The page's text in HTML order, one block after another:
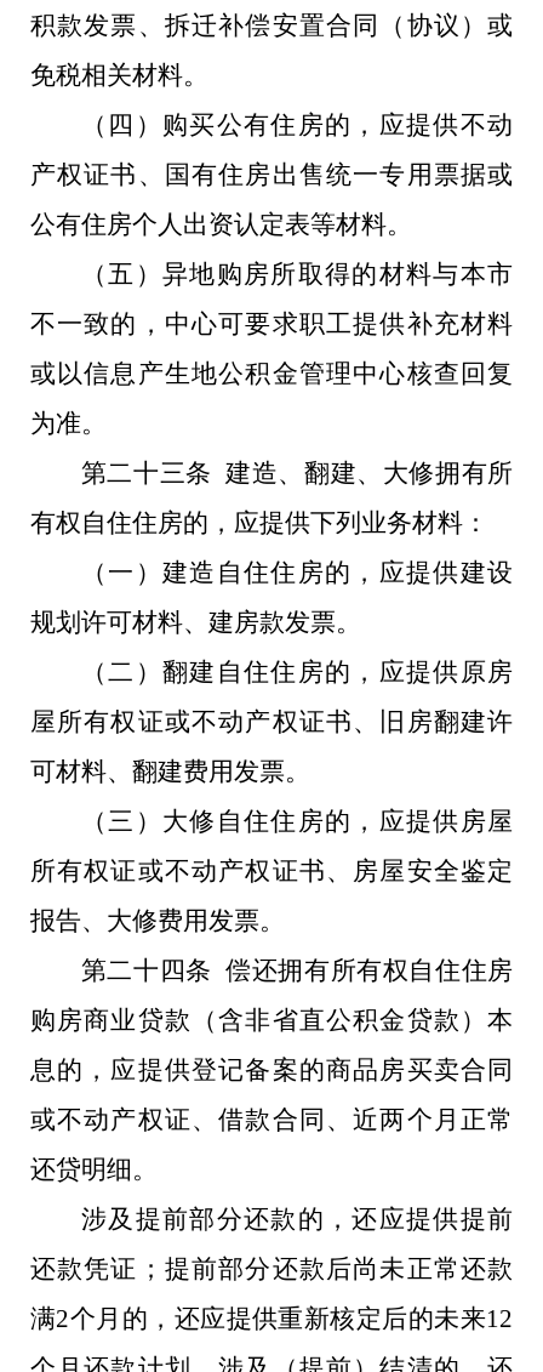
积款发票、拆迁补偿安置合同（协议）或
免税相关材料。
（四）购买公有住房的，应提供不动
产权证书、国有住房出售统一专用票据或
公有住房个人出资认定表等材料。
（五）异地购房所取得的材料与本市
不一致的，中心可要求职工提供补充材料
或以信息产生地公积金管理中心核查回复
为准。
第二十三条 建造、翻建、大修拥有所
有权自住住房的，应提供下列业务材料：
（一）建造自住住房的，应提供建设
规划许可材料、建房款发票。
（二）翻建自住住房的，应提供原房
屋所有权证或不动产权证书、旧房翻建许
可材料、翻建费用发票。
（三）大修自住住房的，应提供房屋
所有权证或不动产权证书、房屋安全鉴定
报告、大修费用发票。
第二十四条 偿还拥有所有权自住住房
购房商业贷款（含非省直公积金贷款）本
息的，应提供登记备案的商品房买卖合同
或不动产权证、借款合同、近两个月正常
还贷明细。
涉及提前部分还款的，还应提供提前
还款凭证；提前部分还款后尚未正常还款
满2个月的，还应提供重新核定后的未来12